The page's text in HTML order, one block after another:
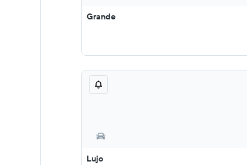
Grande
Lujo